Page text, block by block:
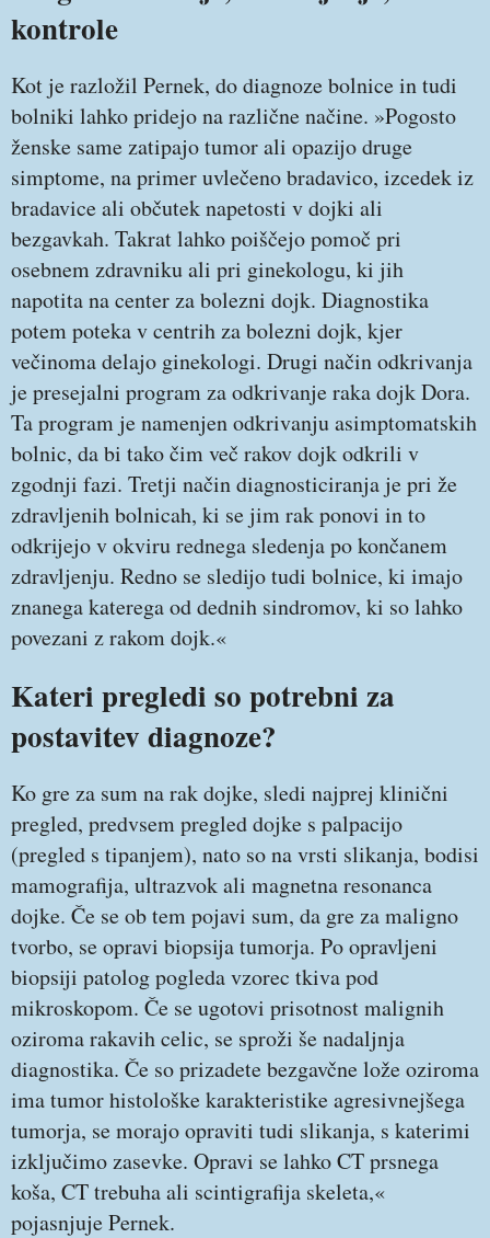
kontrole
Kot je razložil Pernek, do diagnoze bolnice in tudi
bolniki lahko pridejo na različne načine. »Pogosto
ženske same zatipajo tumor ali opazijo druge
simptome, na primer uvlečeno bradavico, izcedek iz
bradavice ali občutek napetosti v dojki ali
bezgavkah. Takrat lahko poiščejo pomoč pri
osebnem zdravniku ali pri ginekologu, ki jih
napotita na center za bolezni dojk. Diagnostika
potem poteka v centrih za bolezni dojk, kjer
večinoma delajo ginekologi. Drugi način odkrivanja
je presejalni program za odkrivanje raka dojk Dora.
Ta program je namenjen odkrivanju asimptomatskih
bolnic, da bi tako čim več rakov dojk odkrili v
zgodnji fazi. Tretji način diagnosticiranja je pri že
zdravljenih bolnicah, ki se jim rak ponovi in to
odkrijejo v okviru rednega sledenja po končanem
zdravljenju. Redno se sledijo tudi bolnice, ki imajo
znanega katerega od dednih sindromov, ki so lahko
povezani z rakom dojk.«
Kateri pregledi so potrebni za
postavitev diagnoze?
Ko gre za sum na rak dojke, sledi najprej klinični
pregled, predvsem pregled dojke s palpacijo
(pregled s tipanjem), nato so na vrsti slikanja, bodisi
mamografija, ultrazvok ali magnetna resonanca
dojke. Če se ob tem pojavi sum, da gre za maligno
tvorbo, se opravi biopsija tumorja. Po opravljeni
biopsiji patolog pogleda vzorec tkiva pod
mikroskopom. Če se ugotovi prisotnost malignih
oziroma rakavih celic, se sproži še nadaljnja
diagnostika. Če so prizadete bezgavčne lože oziroma
ima tumor histološke karakteristike agresivnejšega
tumorja, se morajo opraviti tudi slikanja, s katerimi
izključimo zasevke. Opravi se lahko CT prsnega
koša, CT trebuha ali scintigrafija skeleta,«
pojasnjuje Pernek.